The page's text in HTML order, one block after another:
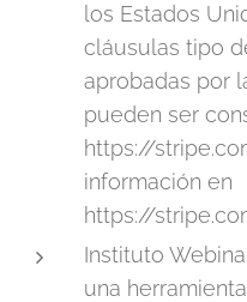
los Estados
cláusulas tipo
aprobadas por
pueden ser
https://
información en
https://
Instituto
una